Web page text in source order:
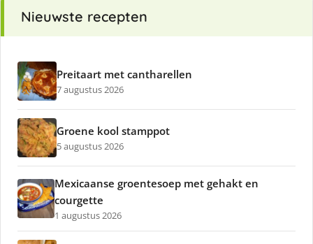
Nieuwste recepten
Preitaart met cantharellen
7 augustus 2026
Groene kool stamppot
5 augustus 2026
Mexicaanse groentesoep met gehakt en
courgette
1 augustus 2026